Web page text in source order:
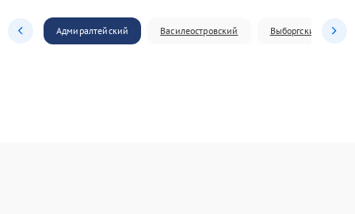
Адмиралтейский Василеостровский Выборгский